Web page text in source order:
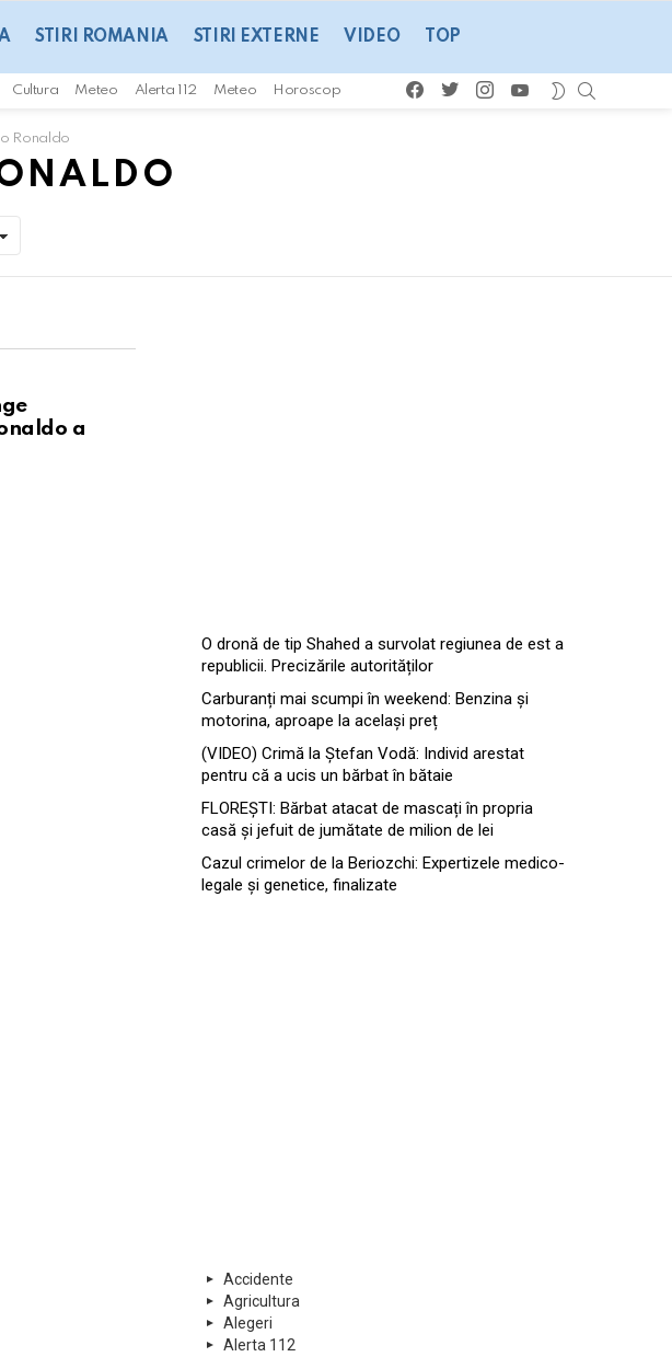
STIRI ROMANIA STIRI EXTERNE VIDEO TOP
Cultura Meteo Alerta 112 Meteo Horoscop
facebooktwitterinstagramyoutube SWITCH
Ronaldo
a
O dronă de tip Shahed a survolat regiunea de est a
republicii. Precizările autorităților
Carburanți mai scumpi în weekend: Benzina și
motorina, aproape la același preț
(VIDEO) Crimă la Ștefan Vodă: Individ arestat
pentru că a ucis un bărbat în bătaie
FLOREȘTI: Bărbat atacat de mascați în propria
casă și jefuit de jumătate de milion de lei
Cazul crimelor de la Beriozchi: Expertizele medico-
legale și genetice, finalizate
Accidente
Agricultura
Alegeri
Alerta 112